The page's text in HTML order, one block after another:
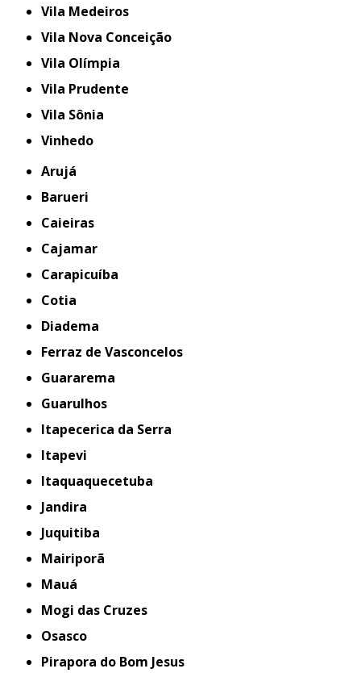
Vila Medeiros
Vila Nova Conceição
Vila Olímpia
Vila Prudente
Vila Sônia
Vinhedo
Arujá
Barueri
Caieiras
Cajamar
Carapicuíba
Cotia
Diadema
Ferraz de Vasconcelos
Guararema
Guarulhos
Itapecerica da Serra
Itapevi
Itaquaquecetuba
Jandira
Juquitiba
Mairiporã
Mauá
Mogi das Cruzes
Osasco
Pirapora do Bom Jesus